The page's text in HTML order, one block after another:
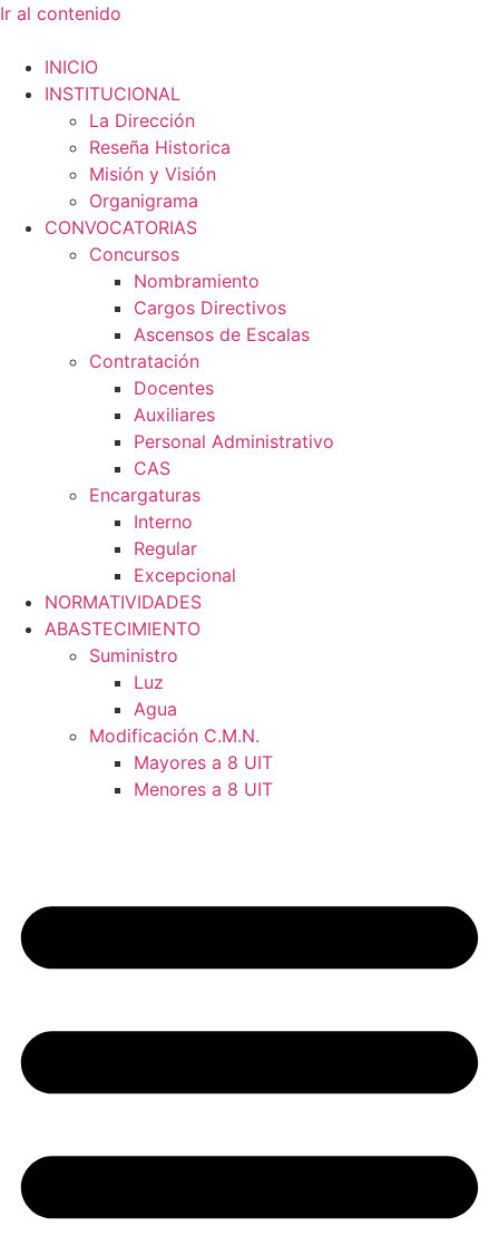
Ir al contenido
INICIO
INSTITUCIONAL
La Dirección
Reseña Historica
Misión y Visión
Organigrama
CONVOCATORIAS
Concursos
Nombramiento
Cargos Directivos
Ascensos de Escalas
Contratación
Docentes
Auxiliares
Personal Administrativo
CAS
Encargaturas
Interno
Regular
Excepcional
NORMATIVIDADES
ABASTECIMIENTO
Suministro
Luz
Agua
Modificación C.M.N.
Mayores a 8 UIT
Menores a 8 UIT